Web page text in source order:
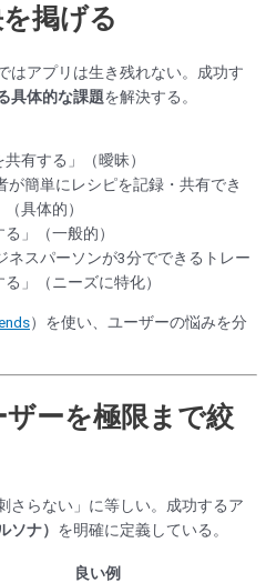
掲げる
はアプリは生き残れない。成功す
具体的な課題を解決する。
共有する」（曖昧）
が簡単にレシピを記録・共有でき
具体的）
る」（一般的）
ネスパーソンが3分でできるトレー
」（ニーズに特化）
）を使い、ユーザーの悩みを分
ーを極限まで絞
さらない」に等しい。成功するア
ソナ） を明確に定義している。
良い例